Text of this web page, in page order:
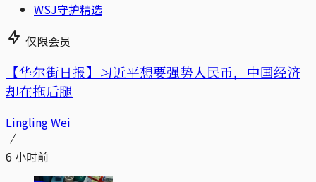
WSJ守护精选
仅限会员
【华尔街日报】习近平想要强势人民币，中国经济
却在拖后腿
Lingling Wei
6 小时前